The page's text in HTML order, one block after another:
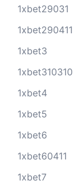
1xbet29031
1xbet290411
1xbet3
1xbet310310
1xbet4
1xbet5
1xbet6
1xbet60411
1xbet7